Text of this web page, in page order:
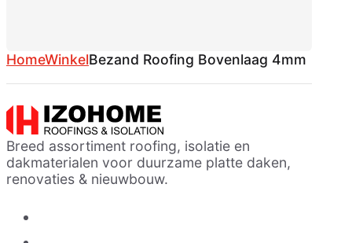
HomeWinkelBezand Roofing Bovenlaag 4mm
Breed assortiment roofing, isolatie en
dakmaterialen voor duurzame platte daken,
renovaties & nieuwbouw.